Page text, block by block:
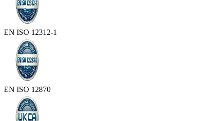
EN ISO 12312-1
EN ISO 12870